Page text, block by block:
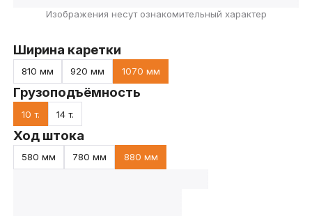
Изображения несут ознакомительный характер
Ширина каретки
810 мм 920 мм 1070 мм
Грузоподъёмность
10 т. 14 т.
Ход штока
580 мм 780 мм 880 мм